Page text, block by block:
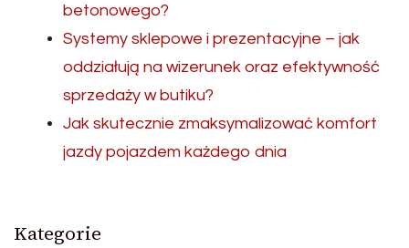
betonowego?
Systemy sklepowe i prezentacyjne – jak
oddziałują na wizerunek oraz efektywność
sprzedaży w butiku?
Jak skutecznie zmaksymalizować komfort
jazdy pojazdem każdego dnia
Kategorie